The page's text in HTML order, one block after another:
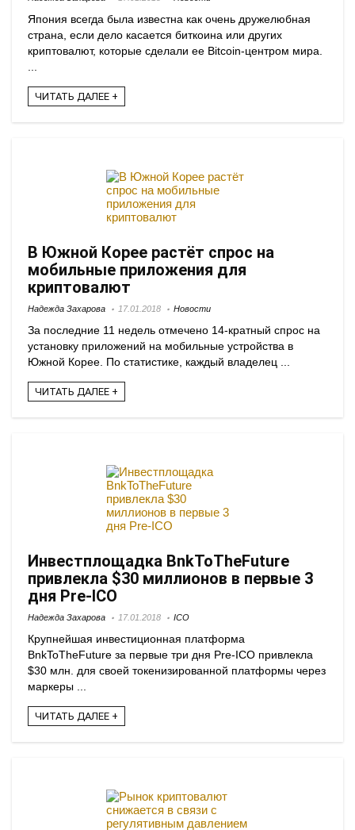
Япония всегда была известна как очень дружелюбная
страна, если дело касается биткоина или других
криптовалют, которые сделали ее Bitcoin-центром мира.
ЧИТАТЬ ДАЛЕЕ +
В Южной Корее растёт спрос на
мобильные приложения для
криптовалют
Надежда Захарова 17.01.2018 Новости
За последние 11 недель отмечено 14-кратный спрос на
установку приложений на мобильные устройства в
Южной Корее. По статистике, каждый владелец ...
ЧИТАТЬ ДАЛЕЕ +
Инвестплощадка BnkToTheFuture
привлекла $30 миллионов в первые 3
дня Pre-ICO
Надежда Захарова 17.01.2018 ICO
Крупнейшая инвестиционная платформа
BnkToTheFuture за первые три дня Pre-ICO привлекла
$30 млн. для своей токенизированной платформы через
маркеры ...
ЧИТАТЬ ДАЛЕЕ +